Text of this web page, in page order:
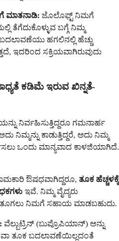
ಮಾತನಾಡಿ: ಜೊಲೊಫ್ಟ್ ನಿಮಗೆ
ತೆಗೆದುಕೊಳ್ಳುವ ಬಗ್ಗೆ ನಿಮ್ಮ
ಹಗಲಿನಲ್ಲಿ ಹೆಚ್ಚು
ಇದರಿಂದ ಸಕ್ರಿಯವಾಗಿರುವುದು
ಕಡಿಮೆ ಇರುವ ಖಿನ್ನತೆ-
ನಿರ್ವಹಿಸುತ್ತಿದ್ದರೂ ಗಮನಾರ್ಹ
ನಿಮ್ಮನ್ನು ಕಾಡುತ್ತಿದ್ದರೆ, ಅದು ನಿಮ್ಮ
ಒಂದು ಮಾನ್ಯವಾದ ಕಾಳಜಿಯಾಗಿದೆ.
ಔಷಧವಾಗಿದ್ದರೂ, ತೂಕ ಹೆಚ್ಚಳಕ್ಕೆ
ಇವೆ. ನಿಮ್ಮ ವೈದ್ಯರು
ತೂಗಲು ನಿಮಗೆ ಸಹಾಯ ಮಾಡಬಹುದು.
ವೆಲ್ಬುಟ್ರಿನ್ (ಬುಪ್ರೊಪಿಯಾನ್) ಅನ್ನು
ತೂಕ ಬದಲಾವಣೆಯಿಲ್ಲದಂತೆ